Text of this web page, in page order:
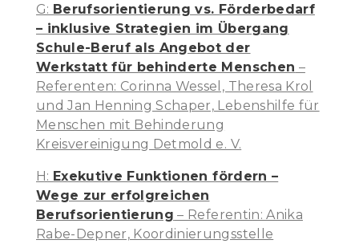
G: Berufsorientierung vs. Förderbedarf
– inklusive Strategien im Übergang
Schule-Beruf als Angebot der
Werkstatt für behinderte Menschen –
Referenten: Corinna Wessel, Theresa Krol
und Jan Henning Schaper, Lebenshilfe für
Menschen mit Behinderung
Kreisvereinigung Detmold e. V.
H: Exekutive Funktionen fördern –
Wege zur erfolgreichen
Berufsorientierung – Referentin: Anika
Rabe-Depner, Koordinierungsstelle